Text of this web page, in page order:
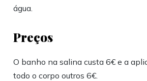
água.
Preços
O banho na salina custa 6€ e a
todo o corpo outros 6€.